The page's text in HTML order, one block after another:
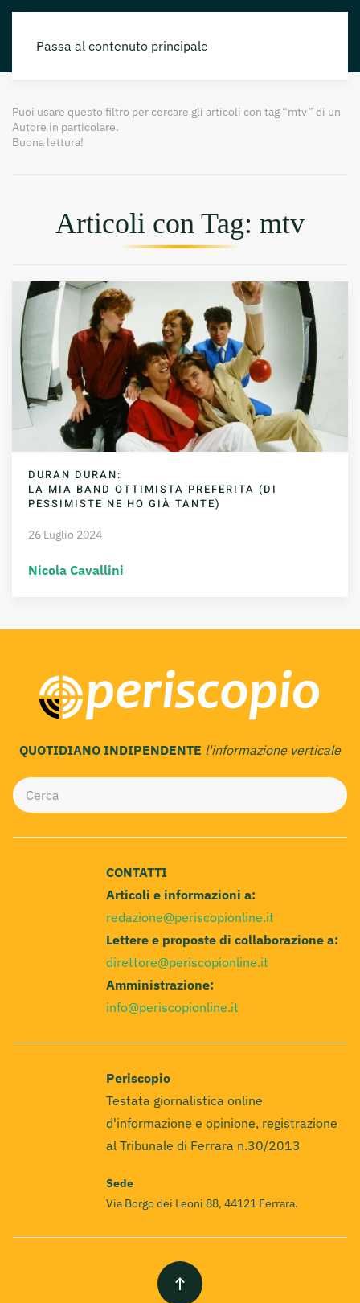
Passa al contenuto principale
Puoi usare questo filtro per cercare gli articoli con tag “mtv” di un
Autore in particolare.
Buona lettura!
Articoli con Tag: mtv
DURAN DURAN:
LA MIA BAND OTTIMISTA PREFERITA (DI
PESSIMISTE NE HO GIÀ TANTE)
26 Luglio 2024
Nicola Cavallini
QUOTIDIANO INDIPENDENTE l'informazione verticale
CONTATTI
Articoli e informazioni a:
redazione@periscopionline.it
Lettere e proposte di collaborazione a:
direttore@periscopionline.it
Amministrazione:
info@periscopionline.it
Periscopio
Testata giornalistica online
d'informazione e opinione, registrazione
al Tribunale di Ferrara n.30/2013
Sede
Via Borgo dei Leoni 88, 44121 Ferrara.